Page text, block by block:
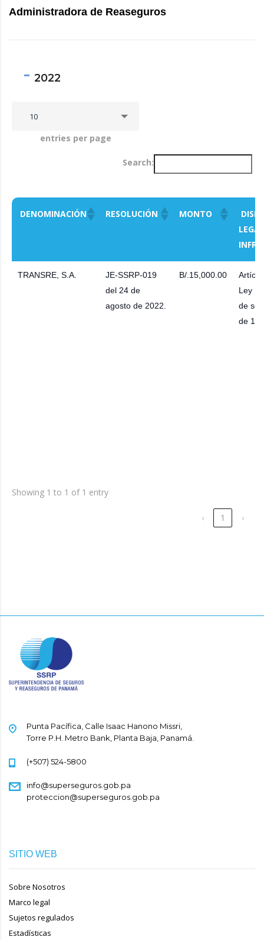
Administradora de Reaseguros
2022
10
entries per page
Search:
DENOMINACIÓN RESOLUCIÓN MONTO
LEGAL
TRANSRE, S.A.
JE-SSRP-019
del 24 de
agosto de 2022.
B/.15,000.00
Ley
de
de
Showing 1 to 1 of 1 entry
‹ 1 ›
Punta Pacífica, Calle Isaac Hanono Missri,
Torre P.H. Metro Bank, Planta Baja, Panamá.
(+507) 524-5800
info@superseguros.gob.pa
proteccion@superseguros.gob.pa
SITIO WEB
Sobre Nosotros
Marco legal
Sujetos regulados
Estadísticas